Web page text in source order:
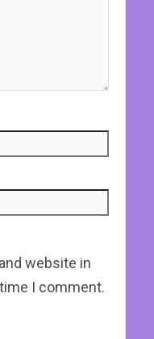
website in
I comment.